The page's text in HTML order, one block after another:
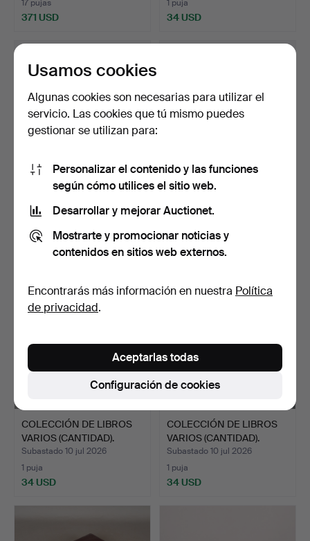
17 pujas
371 USD
1 puja
34 USD
THOMAS KITCHIN, MAPA
COLOREADO A MANO DEL
Subastado 14 jul 2026
4 pujas
54 USD
COLECCIÓN DE LIBROS
VARIOS (CANTIDAD).
3 pujas
48 USD
COLECCIÓN DE LIBROS
VARIOS (CANTIDAD).
Subastado 10 jul 2026
1 puja
34 USD
COLECCIÓN DE LIBROS
VARIOS (CANTIDAD).
Subastado 10 jul 2026
1 puja
34 USD
Usamos cookies
Algunas cookies son necesarias para utilizar el
servicio. Las cookies que tú mismo puedes
gestionar se utilizan para:
Personalizar el contenido y las funciones
según cómo utilices el sitio web.
Desarrollar y mejorar Auctionet.
Mostrarte y promocionar noticias y
contenidos en sitios web externos.
Encontrarás más información en nuestra Política
de privacidad.
Configuración de cookies
Aceptarlas todas